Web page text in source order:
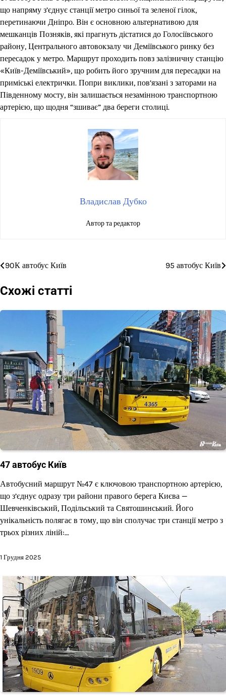
що напряму з’єднує станції метро синьої та зеленої гілок,
перетинаючи Дніпро. Він є основною альтернативою для
мешканців Позняків, які прагнуть дістатися до Голосіївського
району, Центрального автовокзалу чи Деміївського ринку без
пересадок у метро. Маршрут проходить повз залізничну станцію
«Київ-Деміївський», що робить його зручним для пересадки на
приміські електрички. Попри виклики, пов’язані з заторами на
Південному мосту, він залишається незамінною транспортною
артерією, що щодня “зшиває” два береги столиці.
Владислав Дубко
Автор та редактор
Навігація
записів
90К автобус Київ 95 автобус Київ
Схожі статті
47 автобус Київ
Автобусний маршрут №47 є ключовою транспортною артерією,
що з’єднує одразу три райони правого берега Києва —
Шевченківський, Подільський та Святошинський. Його
унікальність полягає в тому, що він сполучає три станції метро з
трьох різних ліній:…
1 Грудня 2025